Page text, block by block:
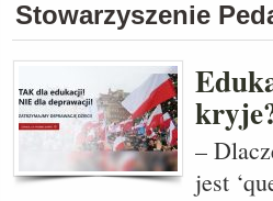
Stowarzyszenie
–
jest